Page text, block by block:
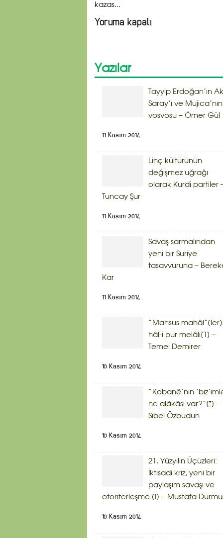
kazas...
Yoruma kapalı
Yazılar
Tayyip Erdoğan’ın Ak
Saray’ı ve Mujica’nın
vosvosu – Ömer Gül
11 Kasım 2014
Linç kültürünün
değişmez uğrağı
olarak Kurdi partiler
Tuncay Şur
11 Kasım 2014
Savaş sarmalından
yeni bir Suriye
tasavvuruna –
Kar
11 Kasım 2014
“Mahsus
hâl-i pür melâli[1] –
Temel Demirer
10 Kasım 2014
“Kobanê’nin
ne alâkâsı var?”[*] –
Sibel Özbudun
10 Kasım 2014
21. Yüzyılın Üçüzleri:
İktisadi kriz, yeni bir
paylaşım savaşı ve
otoriterleşme (I) – Mustafa
10 Kasım 2014